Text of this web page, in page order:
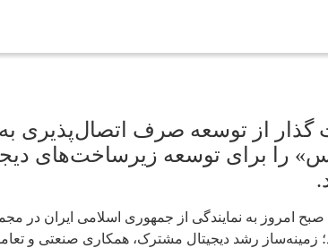
گذار از توسعه صرف اتصال‌پذیری
را برای توسعه زیرساخت‌های
زمینه‌ساز رشد دیجیتال مشترک، همکاری صنعتی و